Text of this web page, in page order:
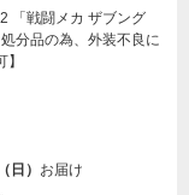
「戦闘メカ ザブング
分品の為、外装不良に
日） お届け